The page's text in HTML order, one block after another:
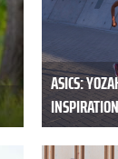
ASICS: